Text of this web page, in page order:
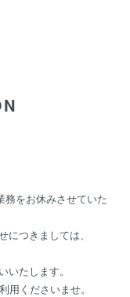
務をお休みさせていた
つきましては、
たします。
用くださいませ。